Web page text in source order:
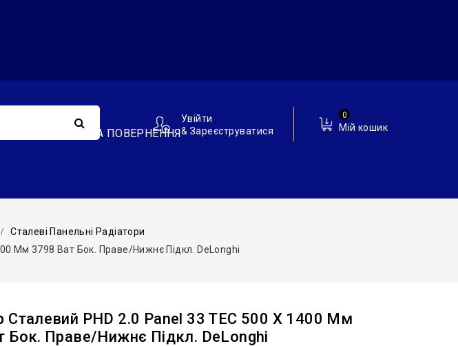
ОБМІН ТА ПОВЕРНЕННЯ Мій кошик
0
Увійти
& Зареєструватися
Сталеві Панельні Радіатори
Мм 3798 Ват Бок. Праве/нижнє Підкл. DeLonghi
Сталевий PHD 2.0 Panel 33 TEC 500 X 1400 Мм
Бок. Праве/нижнє Підкл. DeLonghi